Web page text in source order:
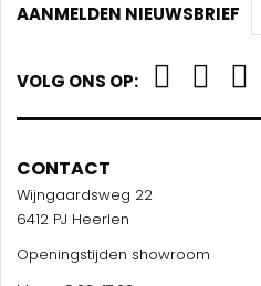
AANMELDEN NIEUWSBRIEF
VOLG ONS OP:
CONTACT
Wijngaardsweg 22
6412 PJ Heerlen
Openingstijden showroom